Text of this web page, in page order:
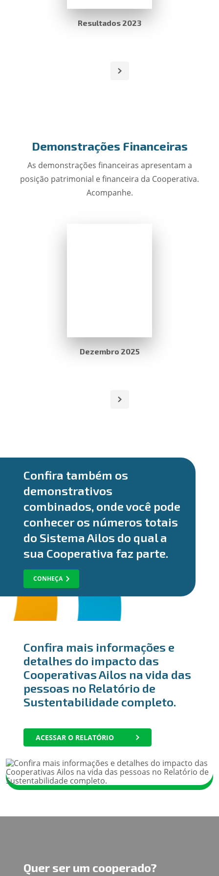
Resultados 2023
Demonstrações Financeiras
As demonstrações financeiras apresentam a
posição patrimonial e financeira da Cooperativa.
Acompanhe.
Dezembro 2025
Confira também os
demonstrativos
combinados, onde você pode
conhecer os números totais
do Sistema Ailos do qual a
sua Cooperativa faz parte.
CONHEÇA
Confira mais informações e
detalhes do impacto das
Cooperativas Ailos na vida das
pessoas no Relatório de
Sustentabilidade completo.
ACESSAR O RELATÓRIO
Quer ser um cooperado?